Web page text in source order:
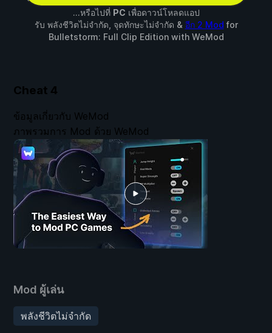
...หรือไปที่ PC เพื่อดาวน์โหลดแอป
รับ พลังชีวิตไม่จำกัด, จุดทักษะไม่จำกัด & อีก 2 Mod for
Bulletstorm: Full Clip Editionwith WeMod
Cheat 4
Mod ผู้เล่น
พลังชีวิตไม่จำกัด
ข้อมูลเกี่ยวกับ WeMod
ภาพรวมการ Mod ด้วย WeMod